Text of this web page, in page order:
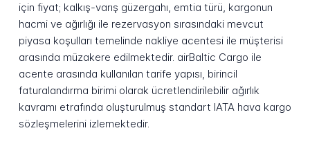
için fiyat; kalkış-varış güzergahı, emtia türü, kargonun
hacmi ve ağırlığı ile rezervasyon sırasındaki mevcut
piyasa koşulları temelinde nakliye acentesi ile müşterisi
arasında müzakere edilmektedir. airBaltic Cargo ile
acente arasında kullanılan tarife yapısı, birincil
faturalandırma birimi olarak ücretlendirilebilir ağırlık
kavramı etrafında oluşturulmuş standart IATA hava kargo
sözleşmelerini izlemektedir.